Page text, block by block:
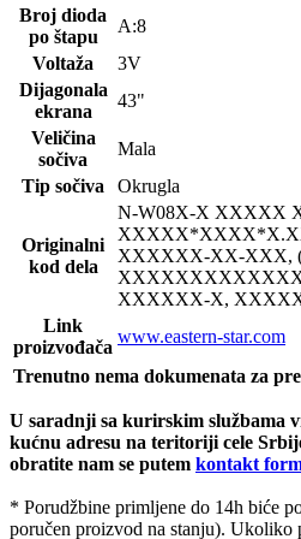
Broj dioda
po štapu
A:8
Voltaža
3V
Dijagonala
ekrana
43"
Veličina
sočiva
Mala
Tip sočiva
Okrugla
Originalni
kod dela
N-W08X-X XXXXX
XXXXXX-XX-XXX,
XXXXXX-X,
Link
proizvođača
www.eastern-star.com
Trenutno nema dokumenata za
U saradnji sa kurirskim službama
kućnu adresu na teritoriji cele
obratite nam se putem kontakt
* Porudžbine primljene do 14h biće
poručen proizvod na stanju). Ukoliko